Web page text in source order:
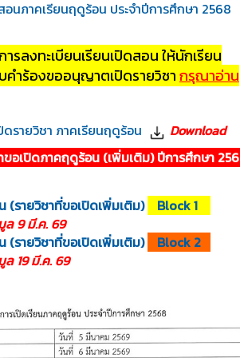
อนภาคเรียนฤดูร้อน ประจำปีการศึกษา 2568
รลงทะเบียนเรียนเปิดสอน ให้นักเรียน
คำร้องขออนุญาตเปิดรายวิชากรุณาอ่าน
รายวิชา ภาคเรียนฤดูร้อน
Download
ขอเปิดภาคฤดูร้อน (เพิ่มเติม) ปีการศึกษา
(รายวิชาที่ขอเปิดเพิ่มเติม)
Block 1
.ค. 69
(รายวิชาที่ขอเปิดเพิ่มเติม)
Block 2
มี.ค. 69